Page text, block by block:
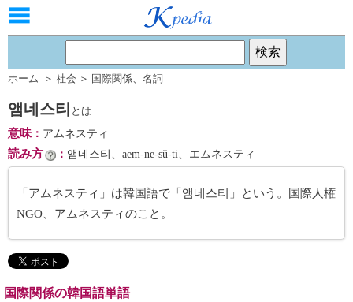
ホーム ＞ 社会 ＞ 国際関係、 名詞
앰네스티 とは
意味： アムネスティ
読み方 ： 앰네스티、aem-ne-sŭ-ti、エムネスティ
「アムネスティ」は韓国語で「앰네스티」という。国際人権
NGO、アムネスティのこと。
国際関係の韓国語単語